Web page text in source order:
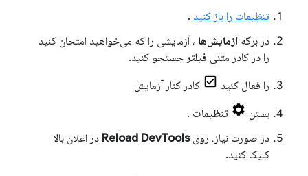
تنظیمات را باز کنید .
در برگه آزمایش‌ها ، آزمایشی را که می‌خواهید امتحان کنید
را در کادر متنی فیلتر جستجو کنید.
را فعال کنید کادر کنار آزمایش
بستن تنظیمات .
در صورت نیاز، رویReload DevTools در اعلان بالا
کلیک کنید.